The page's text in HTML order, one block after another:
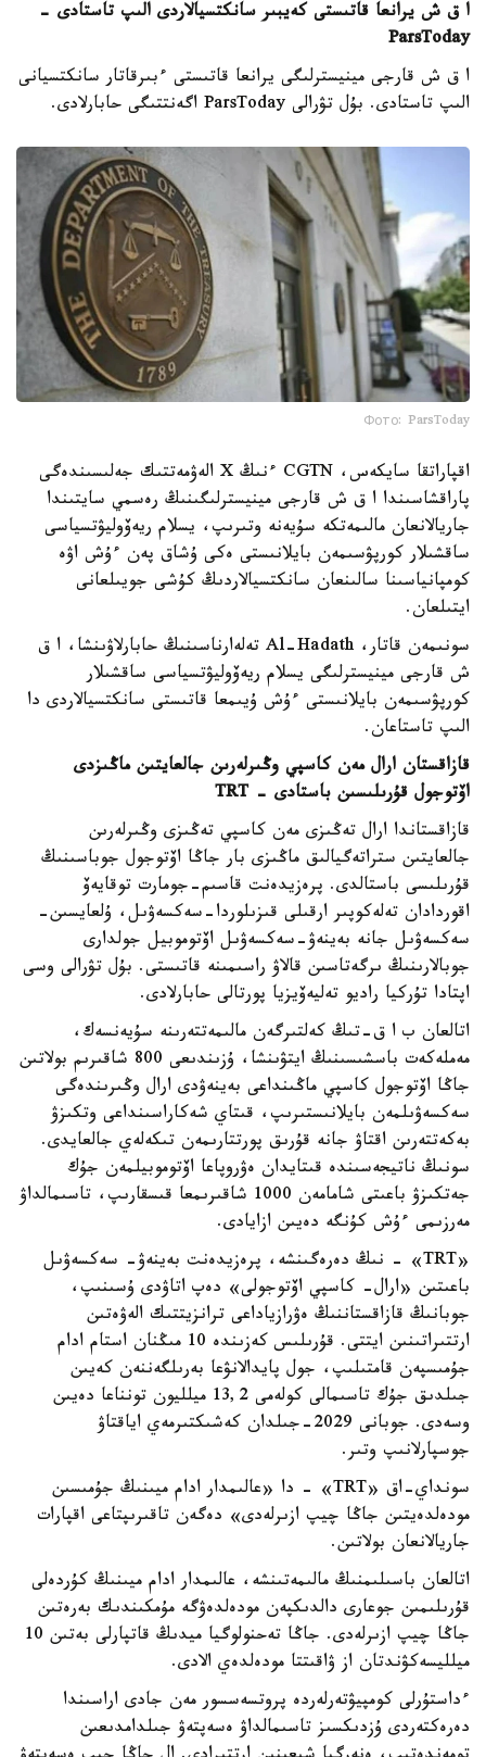
ا ق ش يرانعا قاتىستى كەيبىر سانكتسيالاردى الىپ تاستادى -
ParsToday
ا ق ش قارجى مينيسترلىگى يرانعا قاتىستى ءبىرقاتار سانكتسيانى
الىپ تاستادى. بۇل تۋرالى ParsToday اگەنتتىگى حابارلادى.
Фото: ParsToday
اقپاراتقا سايكەس، CGTN ءنىڭ X الەۋمەتتىك جەلىسىندەگى
پاراقشاسىندا ا ق ش قارجى مينيسترلىگىنىڭ رەسمي سايتىندا
جاريالانعان مالىمەتكە سۇيەنە وتىرىپ، يسلام ريەۆوليۋتسياسى
ساقشىلار كورپۋسىمەن بايلانىستى ەكى ۇشاق پەن ءۇش اۋە
كومپانياسىنا سالىنعان سانكتسيالاردىڭ كۇشى جويىلعانى
ايتىلعان.
سونىمەن قاتار، Al-Hadath تەلەارناسىنىڭ حابارلاۋىنشا، ا ق
ش قارجى مينيسترلىگى يسلام ريەۆوليۋتسياسى ساقشىلار
كورپۋسىمەن بايلانىستى ءۇش ۇيىمعا قاتىستى سانكتسيالاردى دا
الىپ تاستاعان.
قازاقستان ارال مەن كاسپي وڭىرلەرىن جالعايتىن ماڭىزدى
اۆتوجول قۇرىلىسىن باستادى - TRT
قازاقستاندا ارال تەڭىزى مەن كاسپي تەڭىزى وڭىرلەرىن
جالعايتىن ستراتەگيالىق ماڭىزى بار جاڭا اۆتوجول جوباسىنىڭ
قۇرىلىسى باستالدى. پرەزيدەنت قاسىم-جومارت توقايەۆ
اقوردادان تەلەكوپىر ارقىلى قىزىلوردا-سەكسەۋىل، ۇلعايسىن-
سەكسەۋىل جانە بەينەۋ-سەكسەۋىل اۆتوموبيل جولدارى
جوبالارىنىڭ ىرگەتاسىن قالاۋ راسىمىنە قاتىستى. بۇل تۋرالى وسى
اپتادا تۇركيا راديو تەليەۆيزيا پورتالى حابارلادى.
اتالعان ب ا ق-تىڭ كەلتىرگەن مالىمەتتەرىنە سۇيەنسەك،
مەملەكەت باسشىسىنىڭ ايتۋىنشا، ۇزىندىعى 800 شاقىرىم بولاتىن
جاڭا اۆتوجول كاسپي ماڭىنداعى بەينەۋدى ارال وڭىرىندەگى
سەكسەۋىلمەن بايلانىستىرىپ، قىتاي شەكاراسىنداعى وتكىزۋ
بەكەتتەرىن اقتاۋ جانە قۇرىق پورتتارىمەن تىكەلەي جالعايدى.
سونىڭ ناتيجەسىندە قىتايدان ەۋروپاعا اۆتوموبيلمەن جۇك
جەتكىزۋ باعىتى شامامەن 1000 شاقىرىمعا قىسقارىپ، تاسىمالداۋ
مەرزىمى ءۇش كۇنگە دەيىن ازايادى.
«TRT» - نىڭ دەرەگىنشە، پرەزيدەنت بەينەۋ- سەكسەۋىل
باعىتىن «ارال- كاسپي اۆتوجولى» دەپ اتاۋدى ۇسىنىپ،
جوبانىڭ قازاقستاننىڭ ەۋرازياداعى ترانزيتتىك الەۋەتىن
ارتتىراتىنىن ايتتى. قۇرىلىس كەزىندە 10 مىڭنان استام ادام
جۇمىسپەن قامتىلىپ، جول پايدالانۋعا بەرىلگەننەن كەيىن
جىلدىق جۇك تاسىمالى كولەمى 13,2 ميلليون تونناعا دەيىن
وسەدى. جوبانى 2029-جىلدان كەشىكتىرمەي اياقتاۋ
جوسپارلانىپ وتىر.
سونداي-اق «TRT» - دا «عالىمدار ادام ميىنىڭ جۇمىسىن
مودەلدەيتىن جاڭا چيپ ازىرلەدى» دەگەن تاقىرىپتاعى اقپارات
جاريالانعان بولاتىن.
اتالعان باسىلىمنىڭ مالىمەتىنشە، عالىمدار ادام ميىنىڭ كۇردەلى
قۇرىلىمىن جوعارى دالدىكپەن مودەلدەۋگە مۇمكىندىك بەرەتىن
جاڭا چيپ ازىرلەدى. جاڭا تەحنولوگيا ميدىڭ قاتپارلى بەتىن 10
ميلليسەكۋندتان از ۋاقىتتا مودەلدەي الادى.
ءداستۇرلى كومپيۋتەرلەردە پروتسەسسور مەن جادى اراسىندا
دەرەكتەردى ۇزدىكسىز تاسىمالداۋ ەسەپتەۋ جىلدامدىعىن